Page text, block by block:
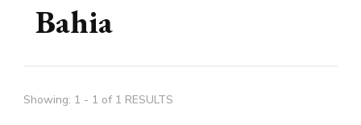
Bahia
Showing: 1 - 1 of 1 RESULTS